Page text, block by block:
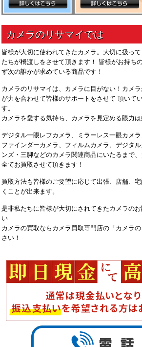
皆様が大切に使われてきたカメラ。大切に扱っ
たちが橋渡しをさせて頂きます！ 皆様がお持ち
ず次の誰かが求めている商品です！
カメラのリサマイは、カメラに目がない！カメ
が力を合わせて皆様のサポートをさせて 頂いて
す。
カメラを愛する気持ち、カメラを見定める眼力
デジタル一眼レフカメラ、ミラーレス一眼カメ
ファインダーカメラ、フィルムカメラ、デジタ
ンズ・三脚などのカメラ関連商品にいたるまで
全てお買取させて頂きます！
買取方法も皆様のご要望に応じて出張、店舗、
くことが出来ます。
是非私たちに皆様が大切にされてきたカメラの
い
カメラの買取ならカメラ買取専門店の「カメラ
さい！